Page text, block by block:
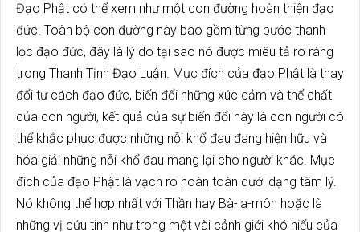
Đạo Phật có thể xem như một con đường hoàn thiện đạo
đức. Toàn bộ con đường này bao gồm từng bước thanh
lọc đạo đức, đây là lý do tại sao nó được miêu tả rõ ràng
trong Thanh Tịnh Đạo Luận. Mục đích của đạo Phật là thay
đổi tư cách đạo đức, biến đổi những xúc cảm và thể chất
của con người, kết quả của sự biến đổi này là con người có
thể khắc phục được những nỗi khổ đau đang hiện hữu và
hóa giải những nỗi khổ đau mang lại cho người khác. Mục
đích của đạo Phật là vạch rõ hoàn toàn dưới dạng tâm lý.
Nó không thể hợp nhất với Thần hay Bà-la-môn hoặc là
những vị cứu tinh như trong một vài cảnh giới khó hiểu của